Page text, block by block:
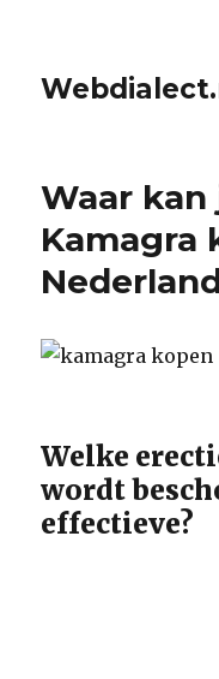
Waar kan
Kamagra
Welke
wordt
effectieve?